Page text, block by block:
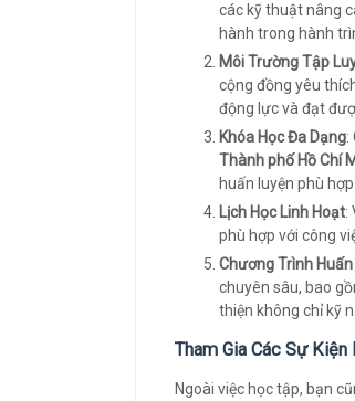
các kỹ thuật nâng
hành trong hành
Môi Trường Tập
cộng đồng yêu
động lực và đạt
Khóa Học Đa Dạng:
Thành phố Hồ Chí
huấn luyện phù hợp
Lịch Học Linh Hoạt:
phù hợp với công
Chương Trình
chuyên sâu, bao
thiện không chỉ kỹ
Tham Gia Các Sự
Ngoài việc học tập, bạn